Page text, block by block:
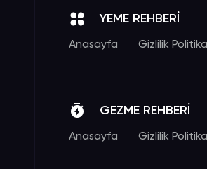
YEME REHBERİ
Anasayfa Gizlilik
GEZME REHBERİ
Anasayfa Gizlilik